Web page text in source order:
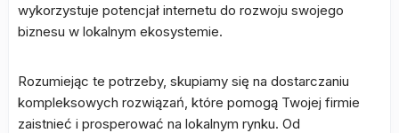
wykorzystuje potencjał internetu do rozwoju swojego
biznesu w lokalnym ekosystemie.
Rozumiejąc te potrzeby, skupiamy się na dostarczaniu
kompleksowych rozwiązań, które pomogą Twojej firmie
zaistnieć i prosperować na lokalnym rynku. Od